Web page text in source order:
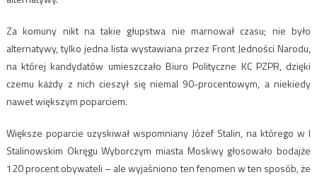
Za komuny nikt na takie głupstwa nie marnował czasu; nie było
alternatywy, tylko jedna lista wystawiana przez Front Jedności Narodu,
na której kandydatów umieszczało Biuro Polityczne KC PZPR, dzięki
czemu każdy z nich cieszył się niemal 90-procentowym, a niekiedy
nawet większym poparciem.
Większe poparcie uzyskiwał wspomniany Józef Stalin, na którego w I
Stalinowskim Okręgu Wyborczym miasta Moskwy głosowało bodajże
120 procent obywateli – ale wyjaśniono ten fenomen w ten sposób, że